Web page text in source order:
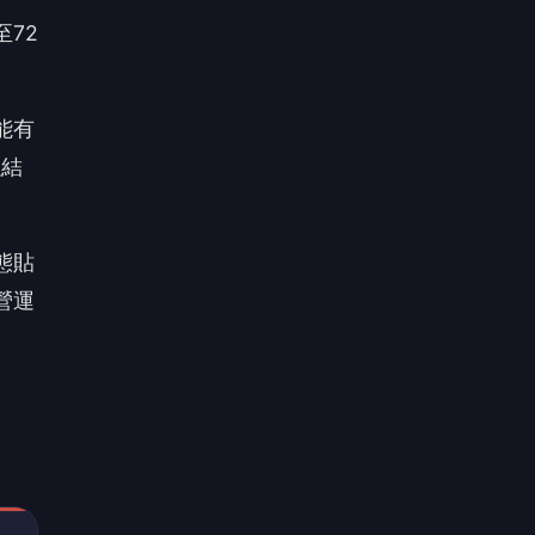
72
有
貼
運